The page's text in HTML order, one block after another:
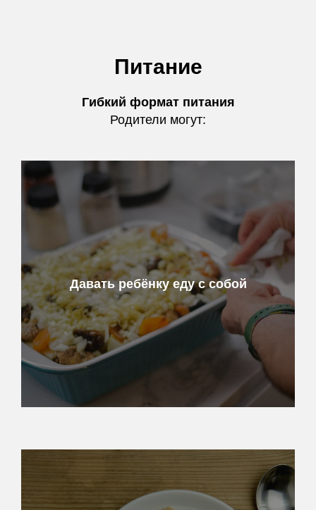
Питание
Гибкий формат питания
Родители могут:
Давать ребёнку еду с собой